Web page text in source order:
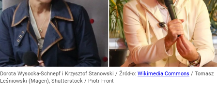
Dorota Wysocka-Schnepf i Krzysztof Stanowski / Źródło: Wikimedia Commons / Tomasz
Leśniowski (Magen), Shutterstock / Piotr Front